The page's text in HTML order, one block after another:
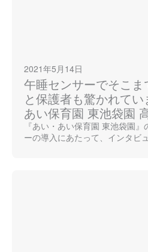
の動画の共有や日誌等も徐
らと考えています。
2021年5月14日
午睡センサーでそこま
と保護者も驚かれてい
あい保育園 東池袋園
『あい・あい保育園 東池袋園
ーの導入にあたって、インタビ